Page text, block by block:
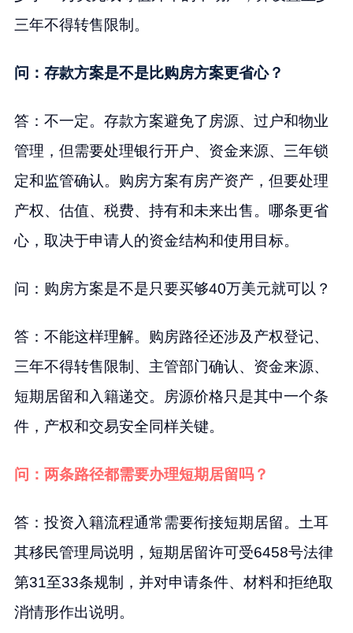
三年不得转售限制。
问：存款方案是不是比购房方案更省心？
答：不一定。存款方案避免了房源、过户和物业
管理，但需要处理银行开户、资金来源、三年锁
定和监管确认。购房方案有房产资产，但要处理
产权、估值、税费、持有和未来出售。哪条更省
心，取决于申请人的资金结构和使用目标。
问：购房方案是不是只要买够40万美元就可以？
答：不能这样理解。购房路径还涉及产权登记、
三年不得转售限制、主管部门确认、资金来源、
短期居留和入籍递交。房源价格只是其中一个条
件，产权和交易安全同样关键。
问：两条路径都需要办理短期居留吗？
答：投资入籍流程通常需要衔接短期居留。土耳
其移民管理局说明，短期居留许可受6458号法律
第31至33条规制，并对申请条件、材料和拒绝取
消情形作出说明。